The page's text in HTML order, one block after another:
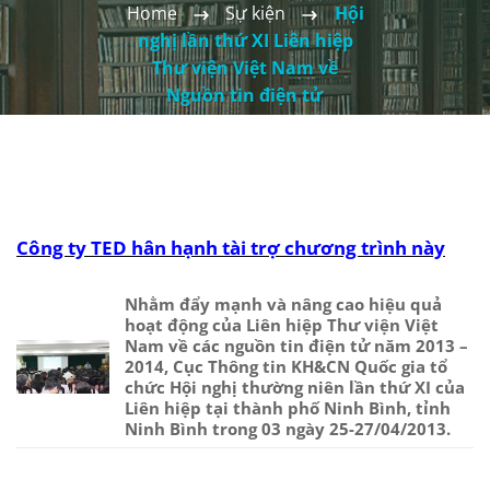
Home Sự kiện
Hội
nghị lần thứ XI Liên hiệp
Thư viện Việt Nam về
Nguồn tin điện tử
Công ty TED hân hạnh tài trợ chương trình này
Nhằm đẩy mạnh và nâng cao hiệu quả
hoạt động của Liên hiệp Thư viện Việt
Nam về các nguồn tin điện tử năm 2013 –
2014, Cục Thông tin KH&CN Quốc gia tổ
chức Hội nghị thường niên lần thứ XI của
Liên hiệp tại thành phố Ninh Bình, tỉnh
Ninh Bình trong 03 ngày 25-27/04/2013.